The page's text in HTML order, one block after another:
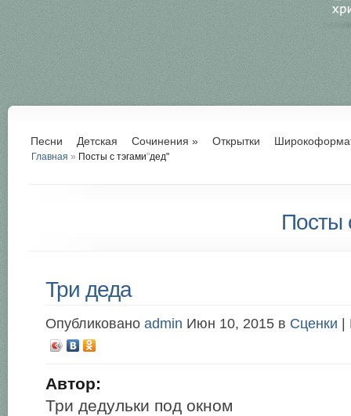
Песни Детская Сочинения » Открытки
Главная » Посты с тэгами"дед"
Посты
Три деда
Опубликовано admin Июн 10, 2015 в Сценки |
Автор:
Три дедульки под окном